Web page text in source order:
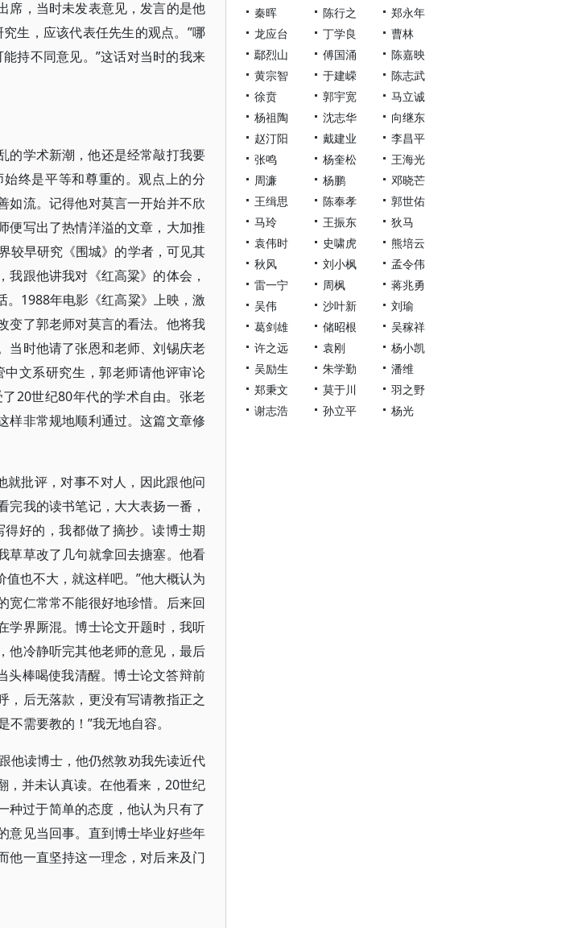
席，当时未发表意见，发言的是他
生，应该代表任先生的观点。”哪
持不同意见。”这话对当时的我来
的学术新潮，他还是经常敲打我要
终是平等和尊重的。观点上的分
如流。记得他对莫言一开始并不欣
便写出了热情洋溢的文章，大加推
较早研究《围城》的学者，可见其
跟他讲我对《红高粱》的体会，
1988年电影《红高粱》上映，激
变了郭老师对莫言的看法。他将我
当时他请了张恩和老师、刘锡庆老
文系研究生，郭老师请他评审论
20世纪80年代的学术自由。张老
样非常规地顺利通过。这篇文章修
批评，对事不对人，因此跟他问
我的读书笔记，大大表扬一番，
好的，我都做了摘抄。读博士期
草草改了几句就拿回去搪塞。他看
也不大，就这样吧。”他大概认为
宽仁常常不能很好地珍惜。后来回
学界厮混。博士论文开题时，我听
他冷静听完其他老师的意见，最后
头棒喝使我清醒。博士论文答辩前
，后无落款，更没有写请教指正之
需要教的！”我无地自容。
他读博士，他仍然敦劝我先读近代
，并未认真读。在他看来，20世纪
种过于简单的态度，他认为只有了
意见当回事。直到博士毕业好些年
他一直坚持这一理念，对后来及门
秦晖 陈行之
郑永年
龙应台
丁学良
曹林
鄢烈山
傅国涌
陈嘉映
黄宗智
于建嵘
陈志武
徐贲
郭宇宽
马立诚
杨祖陶
沈志华
向继东
赵汀阳
戴建业
李昌平
张鸣
杨奎松
王海光
周濂
杨鹏
邓晓芒
王缉思
陈奉孝
郭世佑
马玲
王振东
狄马
袁伟时
史啸虎
熊培云
秋风
刘小枫
孟令伟
雷一宁
周枫
蒋兆勇
吴伟
沙叶新
刘瑜
葛剑雄
储昭根
吴稼祥
许之远
袁刚
杨小凯
吴励生
朱学勤
潘维
郑秉文
莫于川
羽之野
谢志浩
孙立平 杨光